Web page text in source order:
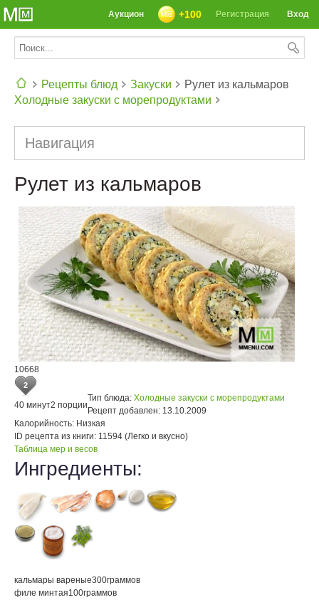
Вход
Регистрация
+100
Аукцион
Рецепты блюд
Закуски
Холодные закуски с морепродуктами
Рулет из кальмаров
Навигация
Рулет из кальмаров
10668
2
40 минут2 порции
Тип блюда: Холодные закуски с морепродуктами
Рецепт добавлен: 13.10.2009
Калорийность: Низкая
ID рецепта из книги: 11594 (Легко и вкусно)
Таблица мер и весов
Ингредиенты:
кальмары вареные300граммов
филе минтая100граммов